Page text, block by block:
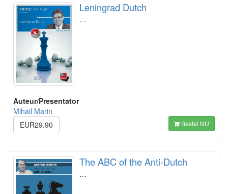
Leningrad Dutch
…
Auteur/Presentator
Mihail Marin
EUR29.90
Bestel NU
The ABC of the Anti-Dutch
…